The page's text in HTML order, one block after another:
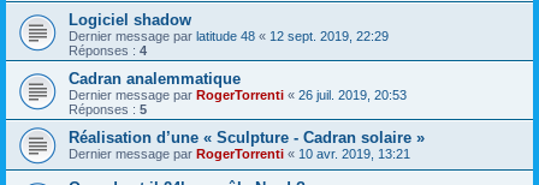
Logiciel shadow
Dernier message par latitude 48 « 12 sept. 2019, 22:29
Réponses : 4
Cadran analemmatique
Dernier message par RogerTorrenti « 26 juil. 2019, 20:53
Réponses : 5
Réalisation d’une « Sculpture - Cadran solaire »
Dernier message par RogerTorrenti « 10 avr. 2019, 13:21